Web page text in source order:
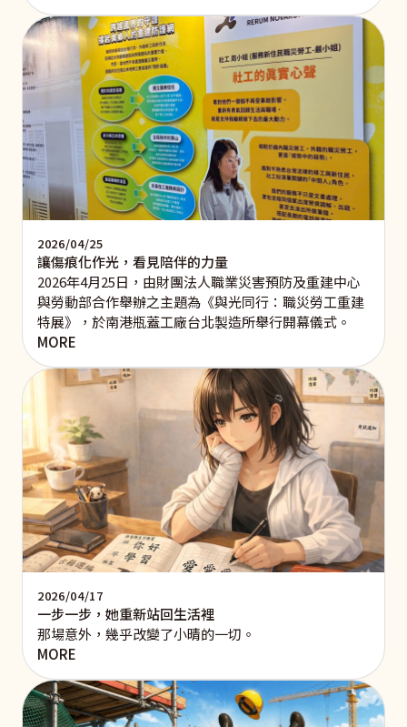
2026/04/25
讓傷痕化作光，看見陪伴的力量
2026年4月25日，由財團法人職業災害預防及重建中心
與勞動部合作舉辦之主題為《與光同行：職災勞工重建
特展》，於南港瓶蓋工廠台北製造所舉行開幕儀式。
MORE
2026/04/17
一步一步，她重新站回生活裡
那場意外，幾乎改變了小晴的一切。
MORE